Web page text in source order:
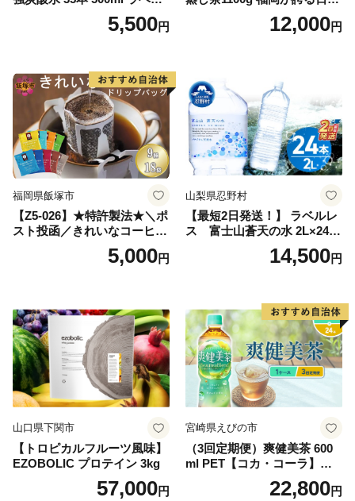
レス【富士吉田市限定カート
5,500円
茶_ 訳アリ 常温 お茶 茶袋 常
備品 おちゃ ocha 茶葉 緑茶
小分け お土産 お取り寄せ グ
ルメ 福岡 九州 福岡県 国産
日本 ふかむし茶 ふかむし 家
庭用 自宅用 ちゃ りょくちゃ
ふかむしちゃ 急須 甘み 川崎
町 送料無料
12,000円
福岡県飯塚市
【Z5-026】★特許製法★＼ポ
スト投函／きれいなコーヒー
ドリップバッグ9種セット(18
袋)ゆうパケットでお届け！
5,000円
山梨県忍野村
【最短2日発送！】 ラベルレ
ス 富士山蒼天の水 2L×24本
（4ケース）※離島不可 天然
水 ミネラルウォーター 水 ペ
産 シリカ ミネラル 美容 備蓄
防災 長期保存 富士山 山梨県
忍野村
14,500円
山口県下関市
【トロピカルフルーツ風味】
EZOBOLIC プロテイン 3kg
57,000円
宮崎県えびの市
（3回定期便）爽健美茶 600
ml PET【コカ・コーラ】ペ
ットボトル 1ケース(24本) 定
期便 3回(72本) セット お茶
22,800円